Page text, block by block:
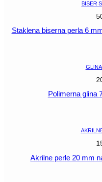
BISER
Staklena biserna perla 6
Polimerna glina
Akrilne perle 20 mm